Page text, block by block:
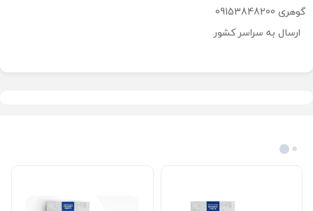
گوهری 09153848200
ارسال به سراسر کشور